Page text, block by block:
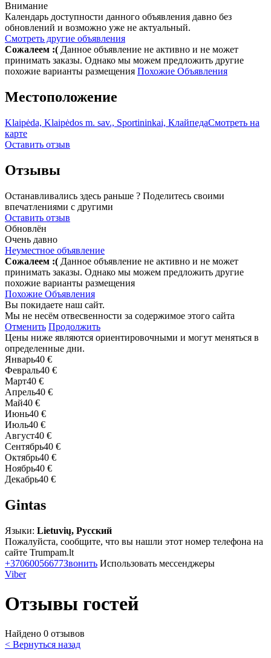
Внимание
Календарь доступности данного объявления давно без
обновлений и возможно уже не актуальный.
Смотреть другие объявления
Сожалеем :( Данное объявление не активно и не может
принимать заказы. Однако мы можем предложить другие
похожие варианты размещения Похожие Объявления
Местоположение
Klaipėda, Klaipėdos m. sav., Sportininkai, КлайпедаСмотреть на
карте
Оставить отзыв
Отзывы
Останавливались здесь раньше ? Поделитесь своими
впечатлениями с другими
Оставить отзыв
Обновлён
Очень давно
Неуместное объявление
Сожалеем :( Данное объявление не активно и не может
принимать заказы. Однако мы можем предложить другие
похожие варианты размещения
Похожие Объявления
Вы покидаете наш сайт.
Мы не несём отвесвенности за содержимое этого сайта
Отменить Продолжить
Цены ниже являются ориентировочными и могут меняться в
определенные дни.
Январь40 €
Февраль40 €
Март40 €
Апрель40 €
Май40 €
Июнь40 €
Июль40 €
Август40 €
Сентябрь40 €
Октябрь40 €
Ноябрь40 €
Декабрь40 €
Gintas
Языки: Lietuvių, Русский
Пожалуйста, сообщите, что вы нашли этот номер телефона на
сайте Trumpam.lt
+37060056677Звонить Использовать мессенджеры
Viber
Отзывы гостей
Найдено 0 отзывов
< Вернуться назад